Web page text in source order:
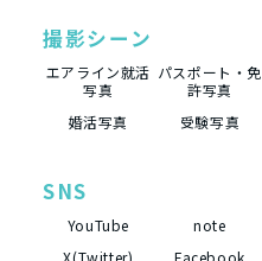
撮影シーン
エアライン就活
写真
パスポート・免
許写真
婚活写真
受験写真
SNS
YouTube note